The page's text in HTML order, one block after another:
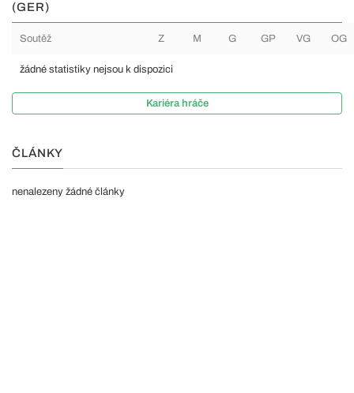
(GER)
Soutěž Z M G GP VG OG
žádné statistiky nejsou k dispozici
Kariéra hráče
ČLÁNKY
nenalezeny žádné články